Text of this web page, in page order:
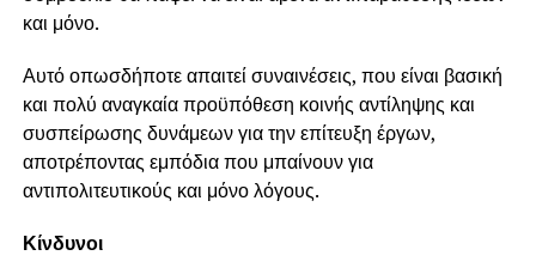
και μόνο.
Αυτό οπωσδήποτε απαιτεί συναινέσεις, που είναι βασική
και πολύ αναγκαία προϋπόθεση κοινής αντίληψης και
συσπείρωσης δυνάμεων για την επίτευξη έργων,
αποτρέποντας εμπόδια που μπαίνουν για
αντιπολιτευτικούς και μόνο λόγους.
Κίνδυνοι